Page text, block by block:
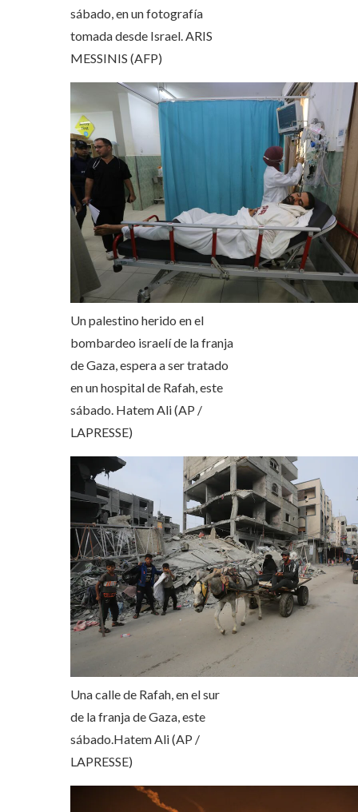
sábado, en un fotografía
tomada desde Israel.ARIS
MESSINIS (AFP)
Un palestino herido en el
bombardeo israelí de la franja
de Gaza, espera a ser tratado
en un hospital de Rafah, este
sábado. Hatem Ali (AP /
LAPRESSE)
Una calle de Rafah, en el sur
de la franja de Gaza, este
sábado.Hatem Ali (AP /
LAPRESSE)